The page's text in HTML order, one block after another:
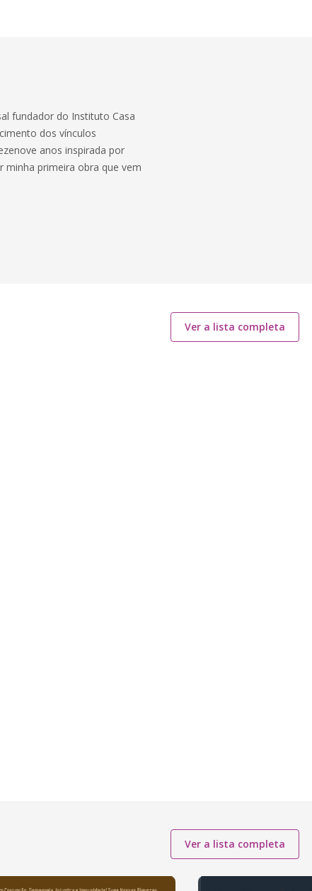
fundador do Instituto Casa
dos vínculos
anos inspirada por
minha primeira obra que vem
Ver a lista completa
Ver a lista completa